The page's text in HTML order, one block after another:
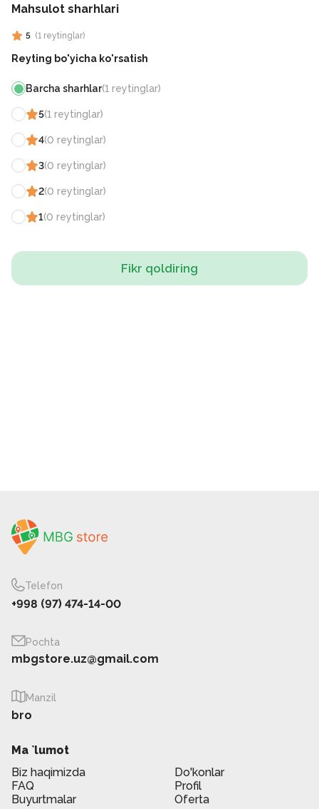
Mahsulot sharhlari
5 (1 reytinglar)
Reyting bo'yicha ko'rsatish
Barcha sharhlar(1 reytinglar)
5(1 reytinglar)
4(0 reytinglar)
3(0 reytinglar)
2(0 reytinglar)
1(0 reytinglar)
Fikr qoldiring
Telefon
+998 (97) 474-14-00
Pochta
mbgstore.uz@gmail.com
Manzil
bro
Ma `lumot
Biz haqimizda
Do'konlar
FAQ
Profil
Buyurtmalar
Oferta